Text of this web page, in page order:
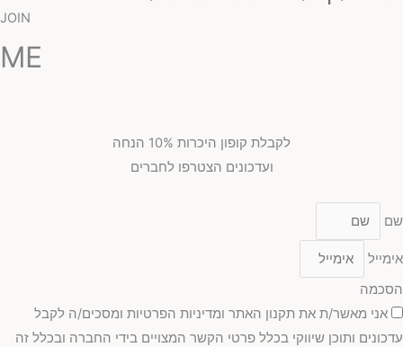
JOIN
ME
לקבלת קופון היכרות 10% הנחה
ועדכונים הצטרפו לחברים
שם
אימייל
הסכמה
אני מאשר/ת את תקנון האתר ומדיניות הפרטיות ומסכים/ה לקבל
עדכונים ותוכן שיווקי בכלל פרטי הקשר המצויים בידי החברה ובכלל זה